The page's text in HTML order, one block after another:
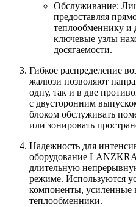
Обслуживание:
предоставляя
теплообменнику и
ключевые узлы
досягаемости.
Гибкое распределение
жалюзи позволяют
одну, так и в две
с двусторонним
блоком обслуживать
или зонировать
Надежность для
оборудование
длительную
режиме. Используются
компоненты,
теплообменники.